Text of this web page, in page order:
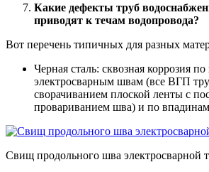
Какие дефекты труб
приводят к течам водопровода?
Вот перечень типичных для разных
Черная сталь: сквозная коррозия
электросварным швам (все ВГП
сворачиванием плоской ленты с
провариванием шва) и по впадинам
Свищ продольного шва электросварной